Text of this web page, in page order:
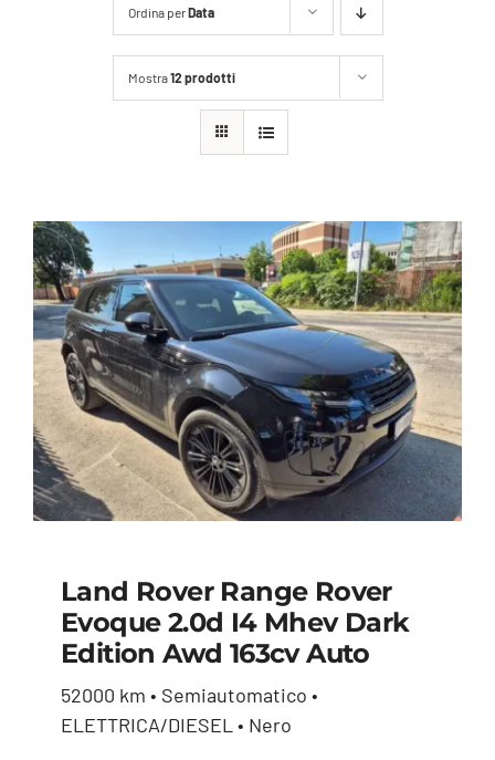
Ordina perData
Mostra12 prodotti
Land Rover Range
Rover Evoque 2.0d i4
mhev Dark Edition
awd 163cv auto
Land Rover Range Rover
Evoque 2.0d I4 Mhev Dark
Edition Awd 163cv Auto
52000 km • Semiautomatico •
ELETTRICA/DIESEL • Nero